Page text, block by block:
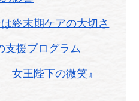
終末期ケアの大切さ
支援プログラム
女王陛下の微笑』